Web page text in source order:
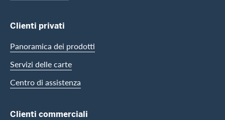
Clienti privati
Panoramica dei prodotti
Servizi delle carte
Centro di assistenza
Clienti commerciali